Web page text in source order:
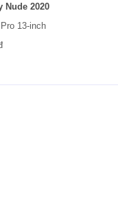
Nude 2020
13-inch